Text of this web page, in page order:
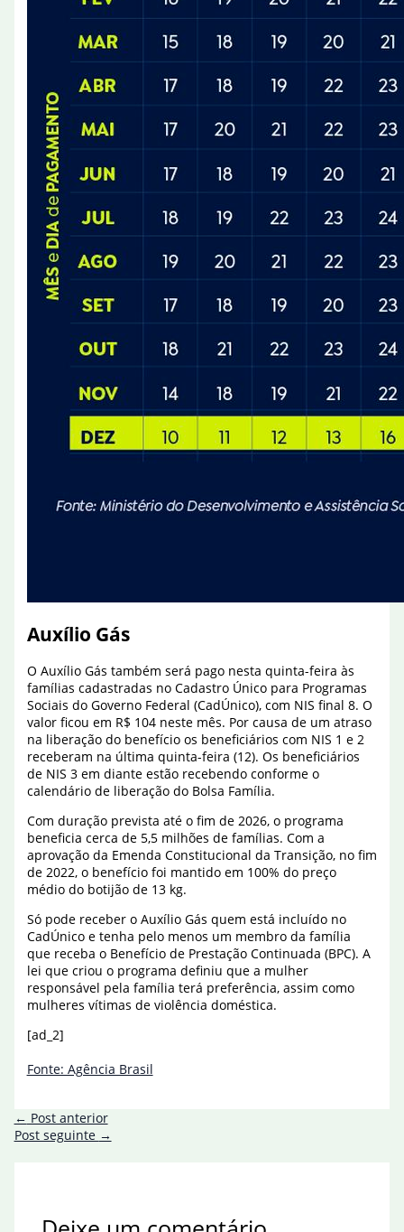
Auxílio Gás
O Auxílio Gás também será pago nesta quinta-feira às
famílias cadastradas no Cadastro Único para Programas
Sociais do Governo Federal (CadÚnico), com NIS final 8. O
valor ficou em R$ 104 neste mês. Por causa de um atraso
na liberação do benefício os beneficiários com NIS 1 e 2
receberam na última quinta-feira (12). Os beneficiários
de NIS 3 em diante estão recebendo conforme o
calendário de liberação do Bolsa Família.
Com duração prevista até o fim de 2026, o programa
beneficia cerca de 5,5 milhões de famílias. Com a
aprovação da Emenda Constitucional da Transição, no fim
de 2022, o benefício foi mantido em 100% do preço
médio do botijão de 13 kg.
Só pode receber o Auxílio Gás quem está incluído no
CadÚnico e tenha pelo menos um membro da família
que receba o Benefício de Prestação Continuada (BPC). A
lei que criou o programa definiu que a mulher
responsável pela família terá preferência, assim como
mulheres vítimas de violência doméstica.
[ad_2]
Fonte: Agência Brasil
← Post anterior
Post seguinte →